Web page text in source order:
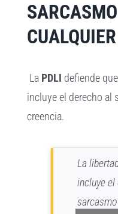
La PDLI defiende
incluye el derecho al
creencia.
La
incluye el